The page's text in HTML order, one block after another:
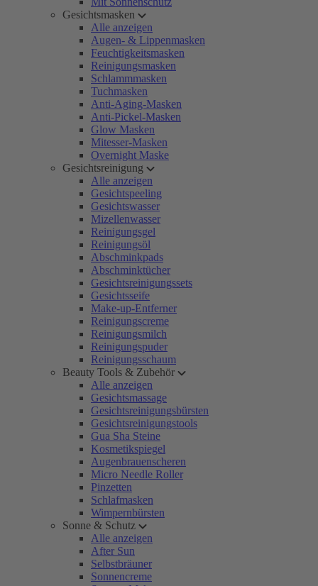
Gesichtsmasken
Alle anzeigen
Augen- & Lippenmasken
Feuchtigkeitsmasken
Reinigungsmasken
Schlammmasken
Tuchmasken
Anti-Aging-Masken
Anti-Pickel-Masken
Glow Masken
Mitesser-Masken
Overnight Maske
Gesichtsreinigung
Alle anzeigen
Gesichtspeeling
Gesichtswasser
Mizellenwasser
Reinigungsgel
Reinigungsöl
Abschminkpads
Abschminktücher
Gesichtsreinigungssets
Gesichtsseife
Make-up-Entferner
Reinigungscreme
Reinigungsmilch
Reinigungspuder
Reinigungsschaum
Beauty Tools & Zubehör
Alle anzeigen
Gesichtsmassage
Gesichtsreinigungsbürsten
Gesichtsreinigungstools
Gua Sha Steine
Kosmetikspiegel
Augenbrauenscheren
Micro Needle Roller
Pinzetten
Schlafmasken
Wimpernbürsten
Sonne & Schutz
Alle anzeigen
After Sun
Selbstbräuner
Sonnencreme